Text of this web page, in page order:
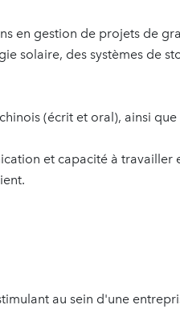
en gestion de projets de
solaire, des systèmes de
(écrit et oral), ainsi
et capacité à travailler
au sein d'une